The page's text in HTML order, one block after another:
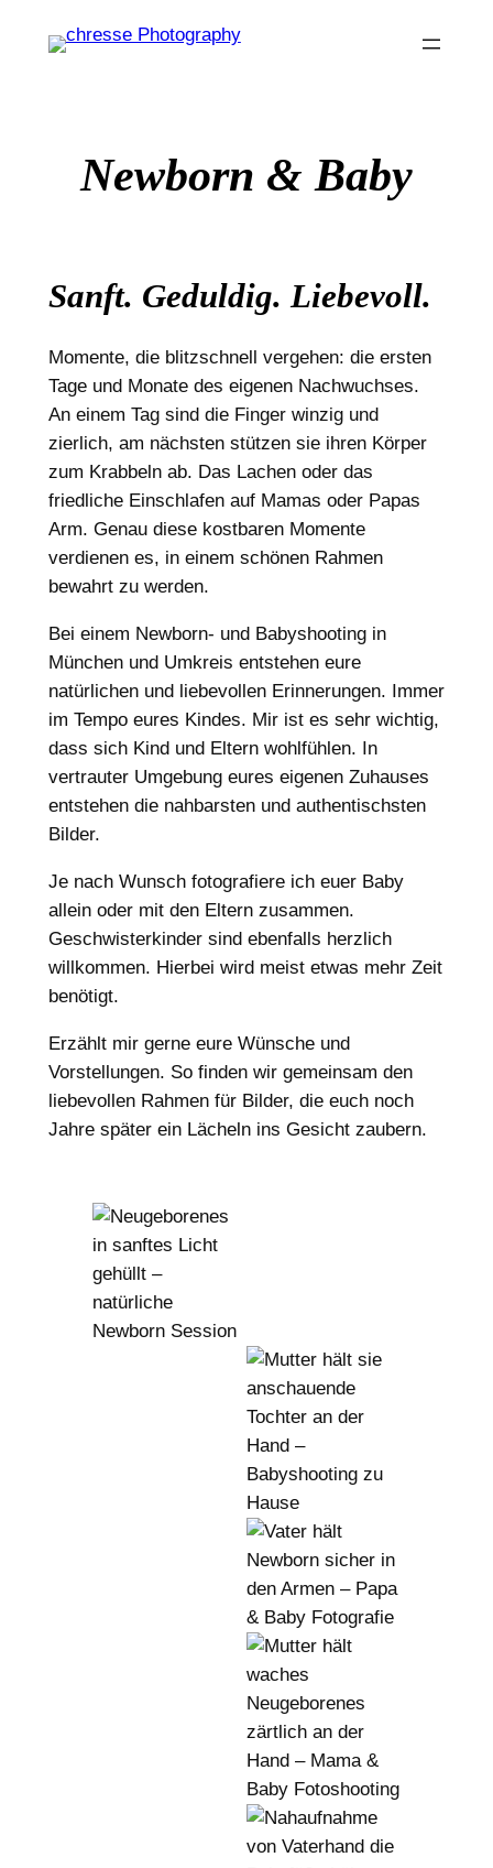
Inhalt
Newborn & Baby
Sanft. Geduldig. Liebevoll.
Momente, die blitzschnell vergehen: die ersten
Tage und Monate des eigenen Nachwuchses.
An einem Tag sind die Finger winzig und
zierlich, am nächsten stützen sie ihren Körper
zum Krabbeln ab. Das Lachen oder das
friedliche Einschlafen auf Mamas oder Papas
Arm. Genau diese kostbaren Momente
verdienen es, in einem schönen Rahmen
bewahrt zu werden.
Bei einem Newborn- und Babyshooting in
München und Umkreis entstehen eure
natürlichen und liebevollen Erinnerungen. Immer
im Tempo eures Kindes. Mir ist es sehr wichtig,
dass sich Kind und Eltern wohlfühlen. In
vertrauter Umgebung eures eigenen Zuhauses
entstehen die nahbarsten und authentischsten
Bilder.
Je nach Wunsch fotografiere ich euer Baby
allein oder mit den Eltern zusammen.
Geschwisterkinder sind ebenfalls herzlich
willkommen. Hierbei wird meist etwas mehr Zeit
benötigt.
Erzählt mir gerne eure Wünsche und
Vorstellungen. So finden wir gemeinsam den
liebevollen Rahmen für Bilder, die euch noch
Jahre später ein Lächeln ins Gesicht zaubern.